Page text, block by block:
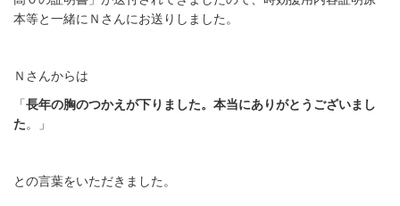
本等と一緒にＮさんにお送りしました。
Ｎさんからは
「長年の胸のつかえが下りました。本当にありがとうございまし
た。」
との言葉をいただきました。